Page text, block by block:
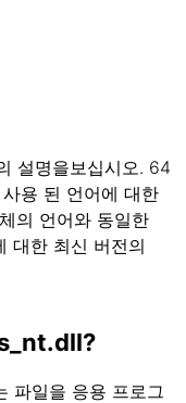
설명을보십시오. 64
용 된 언어에 대한
의 언어와 동일한
대한 최신 버전의
파일을 응용 프로그